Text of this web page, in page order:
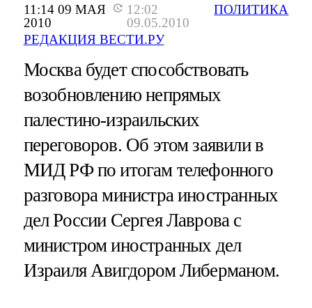
11:14 09 МАЯ
2010
12:02
09.05.2010
РЕДАКЦИЯ ВЕСТИ.РУ
ПОЛИТИКА
Москва будет способствовать
возобновлению непрямых
палестино-израильских
переговоров. Об этом заявили в
МИД РФ по итогам телефонного
разговора министра иностранных
дел России Сергея Лаврова с
министром иностранных дел
Израиля Авигдором Либерманом.